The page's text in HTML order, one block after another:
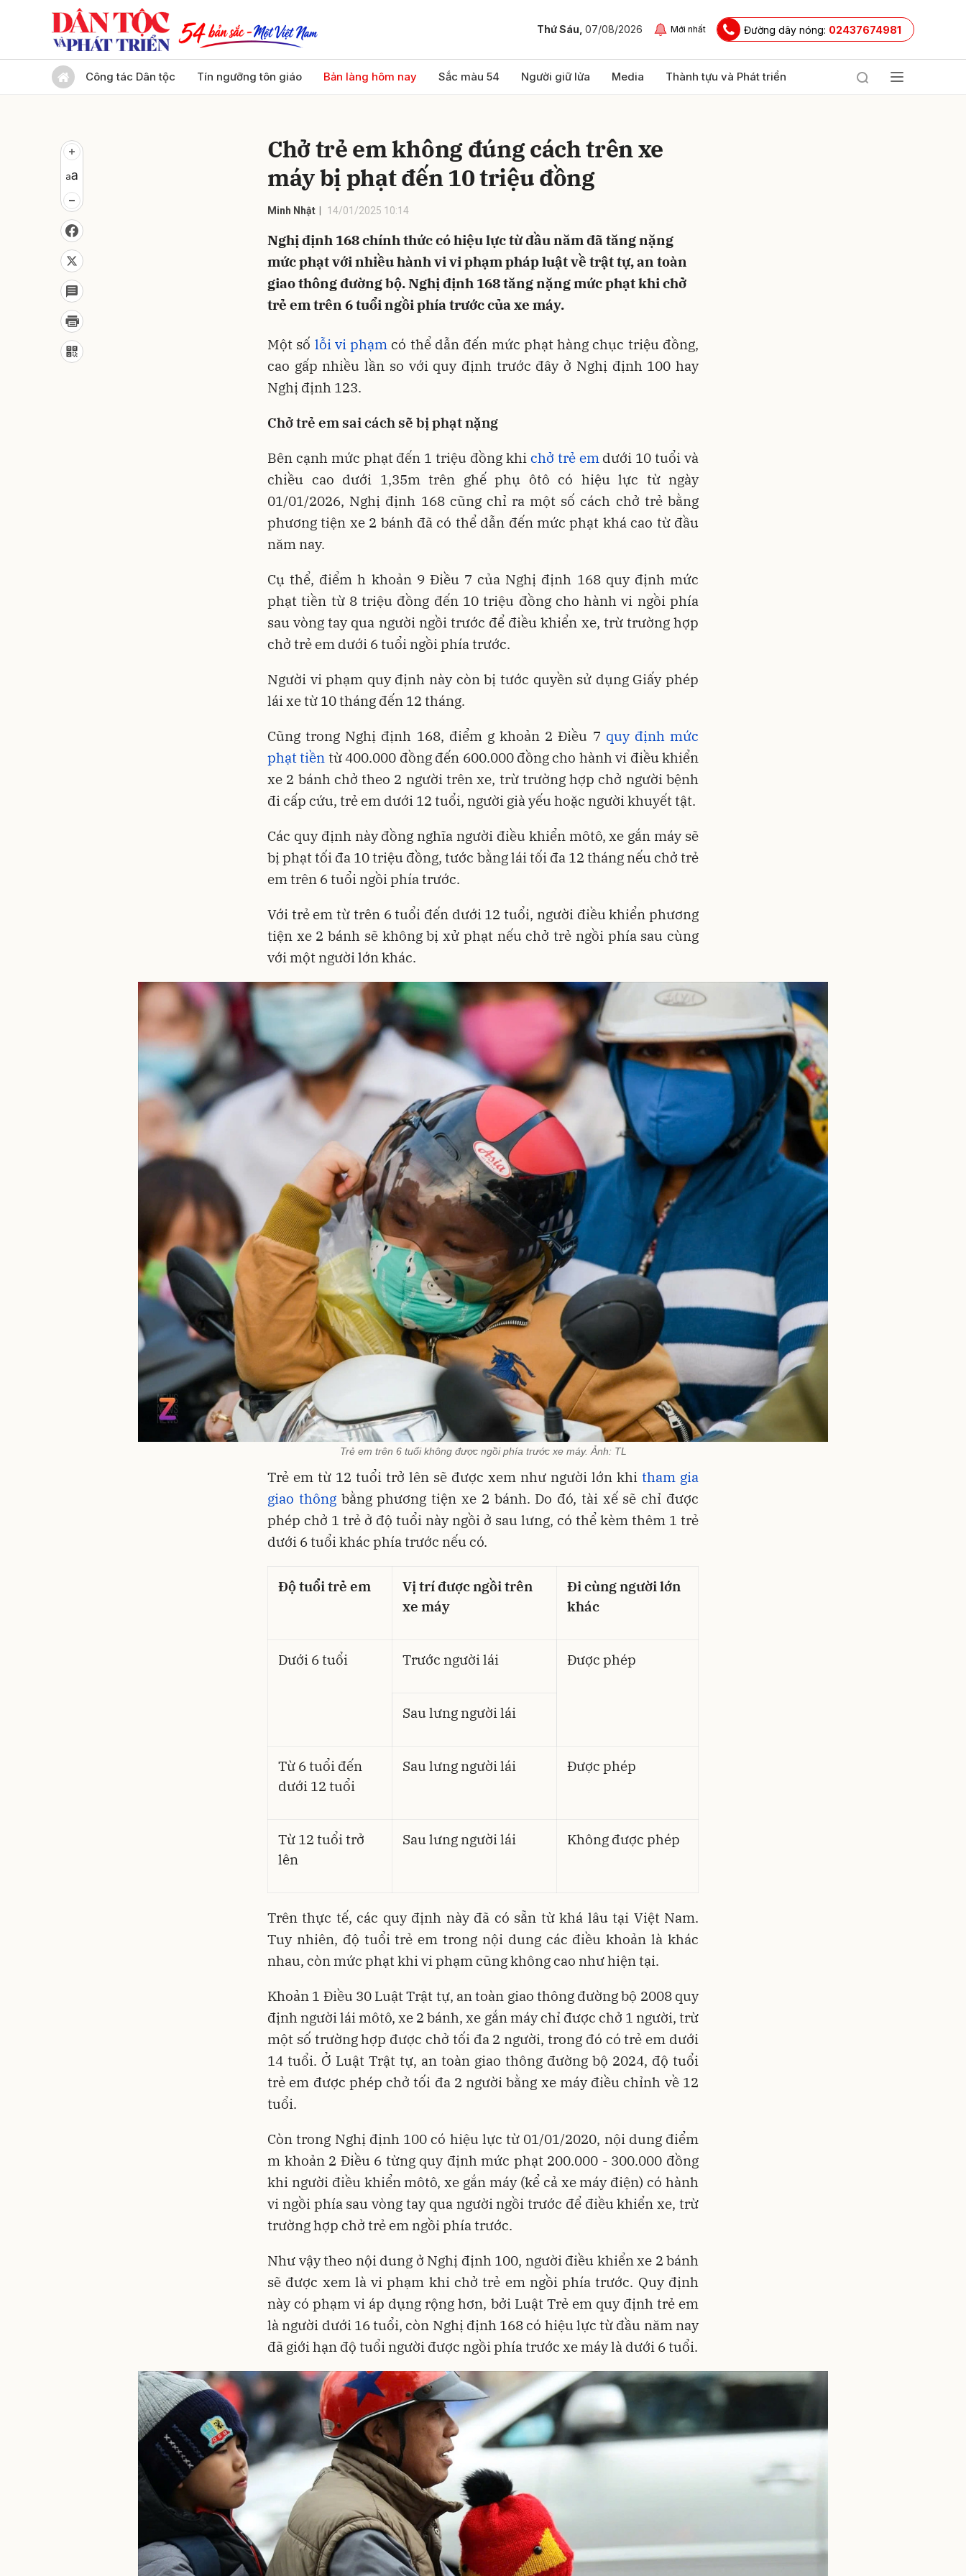
Thứ Sáu, 07/08/2026 Mới nhất Đường dây nóng: 02437674981
Công tác Dân tộc Tín ngưỡng tôn giáo Bản làng hôm nay Sắc màu 54 Người giữ lửa Media Thành tựu và Phát triển
Chở trẻ em không đúng cách trên xe
máy bị phạt đến 10 triệu đồng
Minh Nhật 14/01/2025 10:14
Nghị định 168 chính thức có hiệu lực từ đầu năm đã tăng nặng
mức phạt với nhiều hành vi vi phạm pháp luật về trật tự, an toàn
giao thông đường bộ. Nghị định 168 tăng nặng mức phạt khi chở
trẻ em trên 6 tuổi ngồi phía trước của xe máy.
Một số lỗi vi phạm có thể dẫn đến mức phạt hàng chục triệu đồng,
cao gấp nhiều lần so với quy định trước đây ở Nghị định 100 hay
Nghị định 123.
Chở trẻ em sai cách sẽ bị phạt nặng
Bên cạnh mức phạt đến 1 triệu đồng khi chở trẻ em dưới 10 tuổi và
chiều cao dưới 1,35m trên ghế phụ ôtô có hiệu lực từ ngày
01/01/2026, Nghị định 168 cũng chỉ ra một số cách chở trẻ bằng
phương tiện xe 2 bánh đã có thể dẫn đến mức phạt khá cao từ đầu
năm nay.
Cụ thể, điểm h khoản 9 Điều 7 của Nghị định 168 quy định mức
phạt tiền từ 8 triệu đồng đến 10 triệu đồng cho hành vi ngồi phía
sau vòng tay qua người ngồi trước để điều khiển xe, trừ trường hợp
chở trẻ em dưới 6 tuổi ngồi phía trước.
Người vi phạm quy định này còn bị tước quyền sử dụng Giấy phép
lái xe từ 10 tháng đến 12 tháng.
Cũng trong Nghị định 168, điểm g khoản 2 Điều 7 quy định mức
phạt tiền từ 400.000 đồng đến 600.000 đồng cho hành vi điều khiển
xe 2 bánh chở theo 2 người trên xe, trừ trường hợp chở người bệnh
đi cấp cứu, trẻ em dưới 12 tuổi, người già yếu hoặc người khuyết tật.
Các quy định này đồng nghĩa người điều khiển môtô, xe gắn máy sẽ
bị phạt tối đa 10 triệu đồng, tước bằng lái tối đa 12 tháng nếu chở trẻ
em trên 6 tuổi ngồi phía trước.
Với trẻ em từ trên 6 tuổi đến dưới 12 tuổi, người điều khiển phương
tiện xe 2 bánh sẽ không bị xử phạt nếu chở trẻ ngồi phía sau cùng
với một người lớn khác.
Trẻ em trên 6 tuổi không được ngồi phía trước xe máy. Ảnh: TL
Trẻ em từ 12 tuổi trở lên sẽ được xem như người lớn khi tham gia
giao thôngbằng phương tiện xe 2 bánh. Do đó, tài xế sẽ chỉ được
phép chở 1 trẻ ở độ tuổi này ngồi ở sau lưng, có thể kèm thêm 1 trẻ
dưới 6 tuổi khác phía trước nếu có.
Độ tuổi trẻ em
Vị trí được ngồi trên
xe máy
Đi cùng người lớn
khác
Dưới 6 tuổi Trước người lái Được phép
Sau lưng người lái
Từ 6 tuổi đến
dưới 12 tuổi
Sau lưng người lái Được phép
Từ 12 tuổi trở
lên
Sau lưng người lái Không được phép
Trên thực tế, các quy định này đã có sẵn từ khá lâu tại Việt Nam.
Tuy nhiên, độ tuổi trẻ em trong nội dung các điều khoản là khác
nhau, còn mức phạt khi vi phạm cũng không cao như hiện tại.
Khoản 1 Điều 30 Luật Trật tự, an toàn giao thông đường bộ 2008 quy
định người lái môtô, xe 2 bánh, xe gắn máy chỉ được chở 1 người, trừ
một số trường hợp được chở tối đa 2 người, trong đó có trẻ em dưới
14 tuổi. Ở Luật Trật tự, an toàn giao thông đường bộ 2024, độ tuổi
trẻ em được phép chở tối đa 2 người bằng xe máy điều chỉnh về 12
tuổi.
Còn trong Nghị định 100 có hiệu lực từ 01/01/2020, nội dung điểm
m khoản 2 Điều 6 từng quy định mức phạt 200.000 - 300.000 đồng
khi người điều khiển môtô, xe gắn máy (kể cả xe máy điện) có hành
vi ngồi phía sau vòng tay qua người ngồi trước để điều khiển xe, trừ
trường hợp chở trẻ em ngồi phía trước.
Như vậy theo nội dung ở Nghị định 100, người điều khiển xe 2 bánh
sẽ được xem là vi phạm khi chở trẻ em ngồi phía trước. Quy định
này có phạm vi áp dụng rộng hơn, bởi Luật Trẻ em quy định trẻ em
là người dưới 16 tuổi, còn Nghị định 168 có hiệu lực từ đầu năm nay
đã giới hạn độ tuổi người được ngồi phía trước xe máy là dưới 6 tuổi.
Gửi bình luận
Hủy Gửi